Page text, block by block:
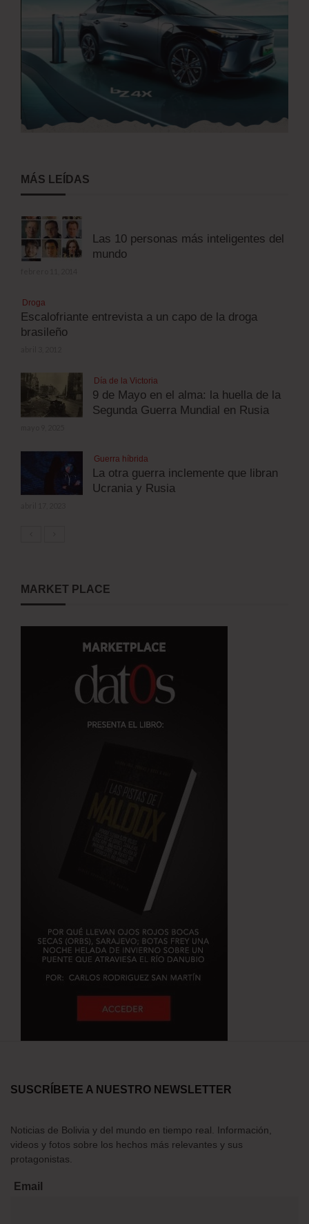
MÁS LEÍDAS
Las 10 personas más inteligentes del
mundo
Droga
Escalofriante entrevista a un capo de la droga
brasileño
Día de la Victoria
9 de Mayo en el alma: la huella de la
Segunda Guerra Mundial en Rusia
Guerra híbrida
La otra guerra inclemente que libran
Ucrania y Rusia
MARKET PLACE
SUSCRÍBETE A NUESTRO NEWSLETTER
Noticias de Bolivia y del mundo en tiempo real. Información,
videos y fotos sobre los hechos más relevantes y sus
protagonistas.
Email